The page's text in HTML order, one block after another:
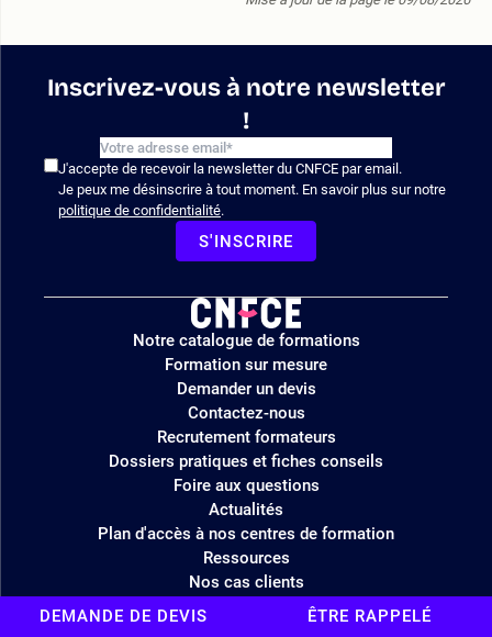
Inscrivez-vous à notre newsletter
!
J'accepte de recevoir la newsletter du CNFCE par email.
Je peux me désinscrire à tout moment. En savoir plus sur notre
politique de confidentialité.
S'INSCRIRE
Logo
site
Notre catalogue de formations
Formation sur mesure
Demander un devis
Contactez-nous
Recrutement formateurs
Dossiers pratiques et fiches conseils
Foire aux questions
Actualités
Plan d'accès à nos centres de formation
Ressources
Nos cas clients
Nos formateurs experts – CVthèque
DEMANDE DE DEVIS ÊTRE RAPPELÉ